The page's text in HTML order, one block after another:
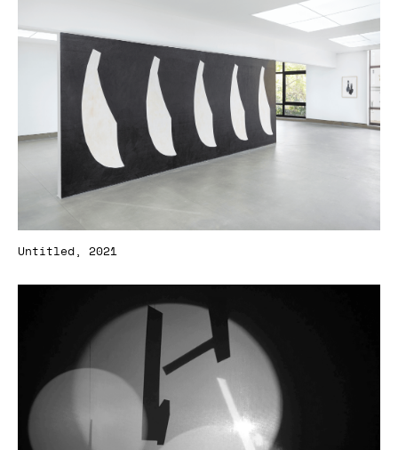
Untitled, 2021